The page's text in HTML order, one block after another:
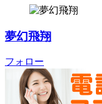
夢幻飛翔
フォロー